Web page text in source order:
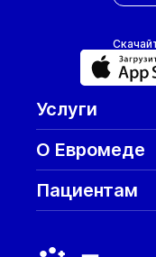
Услуги
О Евромеде
Пациентам